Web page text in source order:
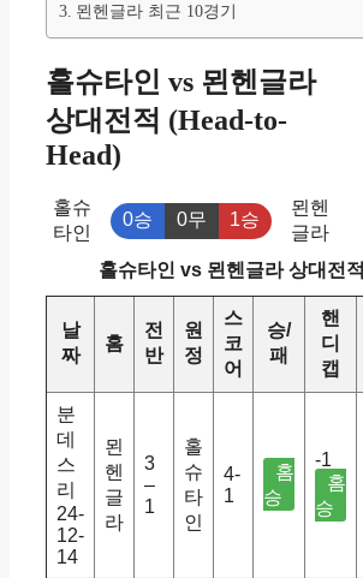
묀헨글라 최근 10경기
홀슈타인 vs 묀헨글라
상대전적 (Head-to-
Head)
홀슈
타인
0승 0무 1승
묀헨
글라
홀슈타인 vs 묀헨글라 상대전적
날
짜
홈
전
반
원
정
스
코
어
승/
패
핸
디
캡
분
데
스
리
24-
12-
14
묀
헨
글
라
3
–
1
홀
슈
타
인
4-
1
홈
승
-1
홈
승